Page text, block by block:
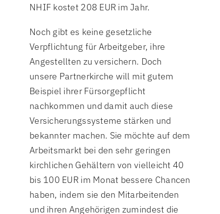
NHIF kostet 208 EUR im Jahr.
Noch gibt es keine gesetzliche
Verpflichtung für Arbeitgeber, ihre
Angestellten zu versichern. Doch
unsere Partnerkirche will mit gutem
Beispiel ihrer Fürsorgepflicht
nachkommen und damit auch diese
Versicherungssysteme stärken und
bekannter machen. Sie möchte auf dem
Arbeitsmarkt bei den sehr geringen
kirchlichen Gehältern von vielleicht 40
bis 100 EUR im Monat bessere Chancen
haben, indem sie den Mitarbeitenden
und ihren Angehörigen zumindest die